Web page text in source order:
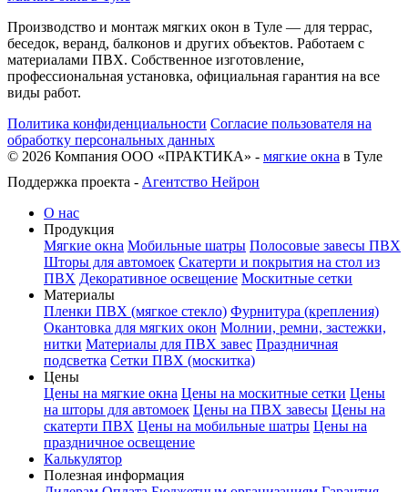
Производство и монтаж мягких окон в Туле — для террас,
беседок, веранд, балконов и других объектов. Работаем с
материалами ПВХ. Собственное изготовление,
профессиональная установка, официальная гарантия на все
виды работ.
Политика конфиденциальности Согласие пользователя на
обработку персональных данных
© 2026 Компания ООО «ПРАКТИКА» - мягкие окна в Туле
Поддержка проекта - Агентство Нейрон
О нас
Продукция
Мягкие окна Мобильные шатры Полосовые завесы ПВХ
Шторы для автомоек Скатерти и покрытия на стол из
ПВХ Декоративное освещение Москитные сетки
Материалы
Пленки ПВХ (мягкое стекло) Фурнитура (крепления)
Окантовка для мягких окон Молнии, ремни, застежки,
нитки Материалы для ПВХ завес Праздничная
подсветка Сетки ПВХ (москитка)
Цены
Цены на мягкие окна Цены на москитные сетки Цены
на шторы для автомоек Цены на ПВХ завесы Цены на
скатерти ПВХ Цены на мобильные шатры Цены на
праздничное освещение
Калькулятор
Полезная информация